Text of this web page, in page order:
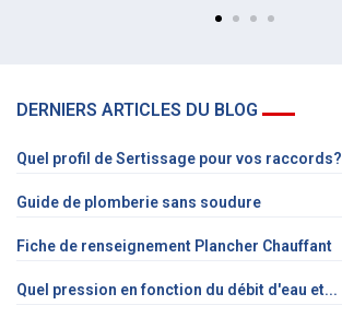
DERNIERS ARTICLES DU BLOG
Quel profil de Sertissage pour vos raccords?
Guide de plomberie sans soudure
Fiche de renseignement Plancher Chauffant
Quel pression en fonction du débit d'eau et...